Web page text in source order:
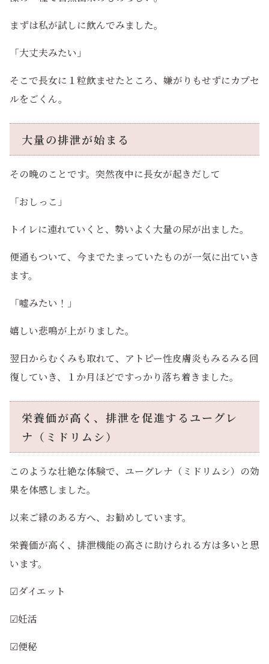
まずは私が試しに飲んでみました。
「大丈夫みたい」
そこで長女に１粒飲ませたところ、嫌がりもせずにカプセ
ルをごくん。
大量の排泄が始まる
その晩のことです。突然夜中に長女が起きだして
「おしっこ」
トイレに連れていくと、勢いよく大量の尿が出ました。
便通もついて、今までたまっていたものが一気に出ていき
ます。
「嘘みたい！」
嬉しい悲鳴が上がりました。
翌日からむくみも取れて、アトピー性皮膚炎もみるみる回
復していき、１か月ほどですっかり落ち着きました。
栄養価が高く、排泄を促進するユーグレ
ナ（ミドリムシ）
このような壮絶な体験で、ユーグレナ（ミドリムシ）の効
果を体感しました。
以来ご縁のある方へ、お勧めしています。
栄養価が高く、排泄機能の高さに助けられる方は多いと思
います。
☑ダイエット
☑妊活
☑便秘